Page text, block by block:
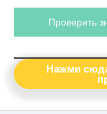
Проверить
Нажми